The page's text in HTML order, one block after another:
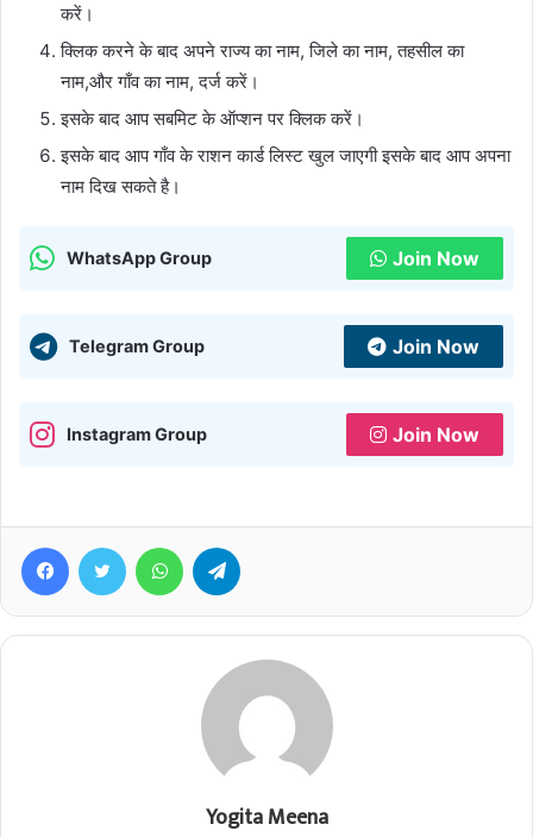
करें।
क्लिक करने के बाद अपने राज्य का नाम, जिले का नाम, तहसील का
नाम,और गाँव का नाम, दर्ज करें।
इसके बाद आप सबमिट के ऑप्शन पर क्लिक करें।
इसके बाद आप गाँव के राशन कार्ड लिस्ट खुल जाएगी इसके बाद आप अपना
नाम दिख सकते है।
WhatsApp Group Join Now
Telegram Group Join Now
Instagram Group Join Now
FacebookTwitter WhatsApp
Yogita Meena